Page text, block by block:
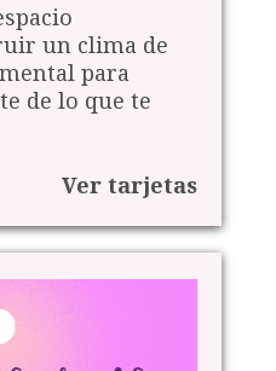
un clima de
para
de lo que te
Ver tarjetas